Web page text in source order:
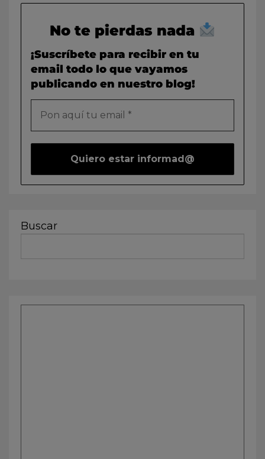
No te pierdas nada
¡Suscríbete para recibir en tu
email todo lo que vayamos
publicando en nuestro blog!
Buscar